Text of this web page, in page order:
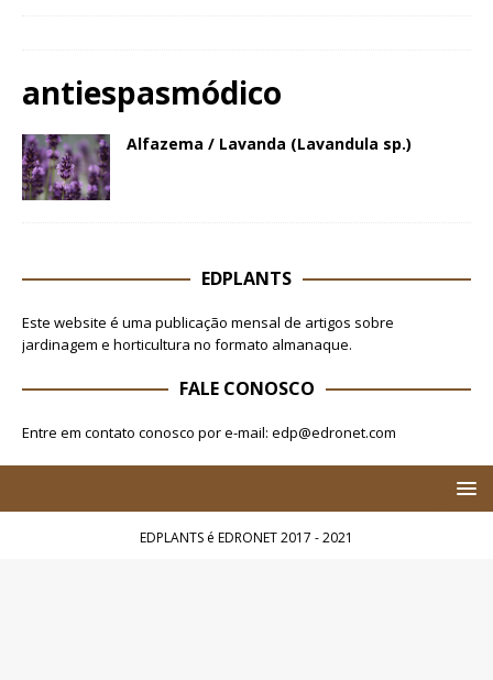
antiespasmódico
Alfazema / Lavanda (Lavandula sp.)
EDPLANTS
Este website é uma publicação mensal de artigos sobre
jardinagem e horticultura no formato almanaque.
FALE CONOSCO
Entre em contato conosco por e-mail: edp@edronet.com
EDPLANTS é EDRONET 2017 - 2021